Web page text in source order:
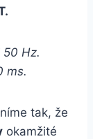
Hz.
ms.
tak, že
okamžité